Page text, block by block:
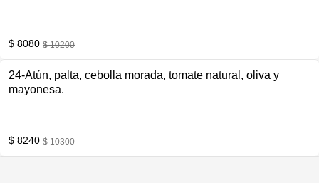
$ 8080 $ 10200
24-Atún, palta, cebolla morada, tomate natural, oliva y
mayonesa.
$ 8240 $ 10300